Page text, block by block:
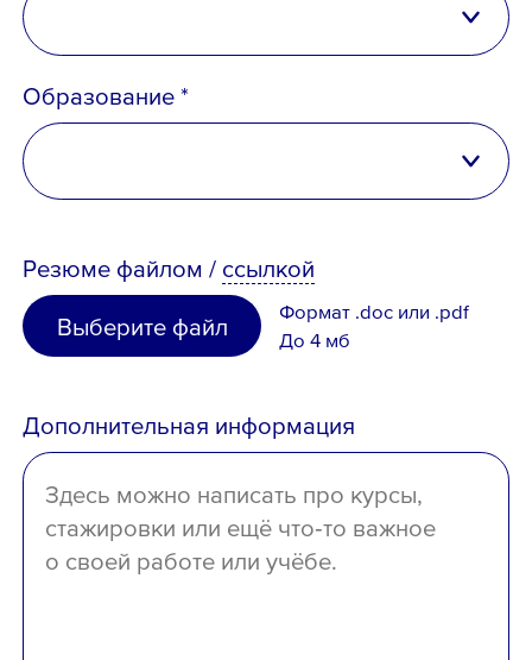
Беларусь
Узбекистан
Иное
Образование *
неполное высшее
среднее специальное
отсутствует
Резюме файлом / ссылкой
Выберите файл
Формат .doc или .pdf
До 4 мб
Дополнительная информация